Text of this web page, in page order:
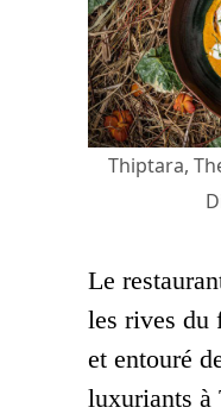
Thiptara,
Le
les rives du
et entouré
luxuriants à